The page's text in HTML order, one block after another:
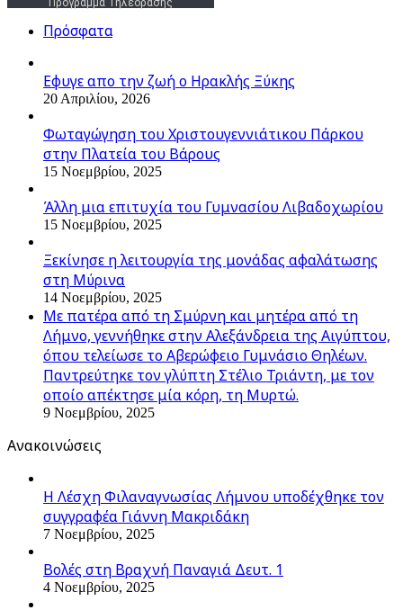
Πρόγραμμα Τηλεόρασης
Πρόσφατα
Εφυγε απο την ζωή o Ηρακλής Ξύκης
20 Απριλίου, 2026
Φωταγώγηση του Χριστουγεννιάτικου Πάρκου
στην Πλατεία του Βάρους
15 Νοεμβρίου, 2025
Άλλη μια επιτυχία του Γυμνασίου Λιβαδοχωρίου
15 Νοεμβρίου, 2025
Ξεκίνησε η λειτουργία της μονάδας αφαλάτωσης
στη Μύρινα
14 Νοεμβρίου, 2025
Με πατέρα από τη Σμύρνη και μητέρα από τη
Λήμνο, γεννήθηκε στην Αλεξάνδρεια της Αιγύπτου,
όπου τελείωσε το Αβερώφειο Γυμνάσιο Θηλέων.
Παντρεύτηκε τον γλύπτη Στέλιο Τριάντη, με τον
οποίο απέκτησε μία κόρη, τη Μυρτώ.
9 Νοεμβρίου, 2025
Ανακοινώσεις
Η Λέσχη Φιλαναγνωσίας Λήμνου υποδέχθηκε τον
συγγραφέα Γιάννη Μακριδάκη
7 Νοεμβρίου, 2025
Βολές στη Βραχνή Παναγιά Δευτ. 1
4 Νοεμβρίου, 2025